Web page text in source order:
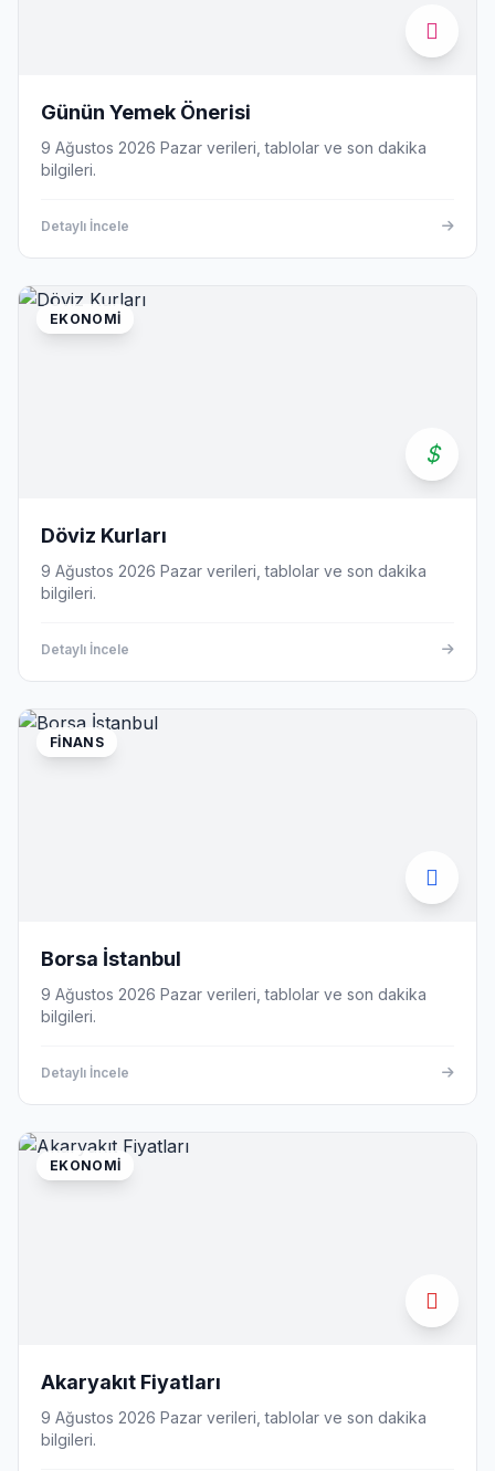
Günün Yemek Önerisi
9 Ağustos 2026 Pazar verileri, tablolar ve son dakika
bilgileri.
Detaylı İncele
EKONOMI
Döviz Kurları
9 Ağustos 2026 Pazar verileri, tablolar ve son dakika
bilgileri.
Detaylı İncele
FINANS
Borsa İstanbul
9 Ağustos 2026 Pazar verileri, tablolar ve son dakika
bilgileri.
Detaylı İncele
EKONOMI
Akaryakıt Fiyatları
9 Ağustos 2026 Pazar verileri, tablolar ve son dakika
bilgileri.